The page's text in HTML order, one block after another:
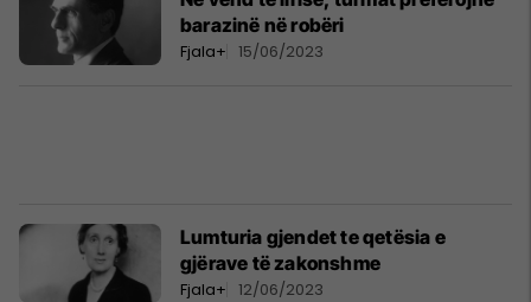
barazinë në robëri
Fjala+ 15/06/2023
Lumturia gjendet te qetësia e
gjërave të zakonshme
Fjala+ 12/06/2023